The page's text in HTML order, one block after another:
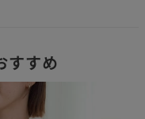
すすめ